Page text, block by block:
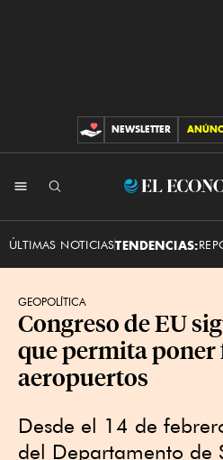
CONTRIBUCIONES
NEWSLETTER
El
ÚLTIMAS NOTICIASTENDENCIAS:
GEOPOLÍTICA
Congreso de EU
que permita poner
aeropuertos
Desde el 14 de
del Departamento de